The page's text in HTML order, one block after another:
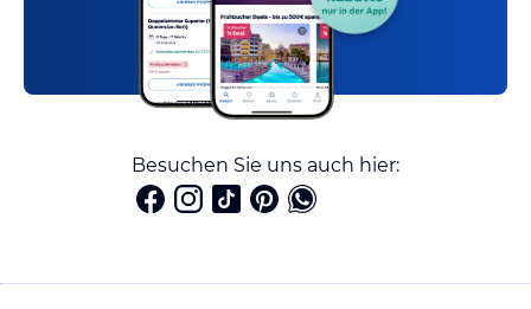
Besuchen Sie uns auch hier: